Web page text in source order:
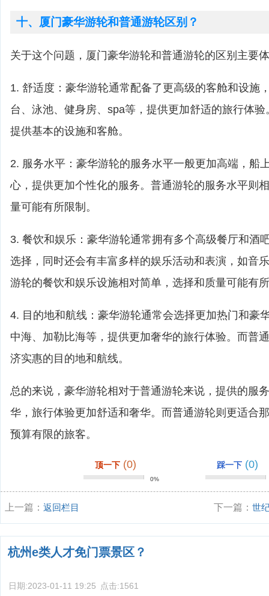
十、厦门豪华游轮和普通游轮区别？
关于这个问题，厦门豪华游轮和普通游轮的区别主要
1. 舒适度：豪华游轮通常配备了更高级的客舱和设施
台、泳池、健身房、spa等，提供更加舒适的旅行体
提供基本的设施和客舱。
2. 服务水平：豪华游轮的服务水平一般更加高端，船
心，提供更加个性化的服务。普通游轮的服务水平则
量可能有所限制。
3. 餐饮和娱乐：豪华游轮通常拥有多个高级餐厅和酒
选择，同时还会有丰富多样的娱乐活动和表演，如音
游轮的餐饮和娱乐设施相对简单，选择和质量可能有
4. 目的地和航线：豪华游轮通常会选择更加热门和豪
中海、加勒比海等，提供更加奢华的旅行体验。而普
济实惠的目的地和航线。
总的来说，豪华游轮相对于普通游轮来说，提供的服
华，旅行体验更加舒适和奢华。而普通游轮则更适合
预算有限的旅客。
顶一下 (0)
0%
踩一下 (0)
上一篇： 返回栏目 下一篇：世
杭州e类人才免门票景区？
日期:2023-01-11 19:25 点击:1561